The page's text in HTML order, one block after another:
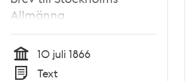
Allmänna
Sundhetsnämnd 10 juli
1866
Tid
10 juli 1866
Text